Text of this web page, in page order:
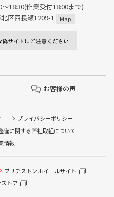
〜18:30(作業受付18:00まで)
区西長瀬1209-1
Map
お客様の声
プライバシーポリシー
備に関する弊社取組について
情報
ブリヂストンホイールサイト
トア
履き替え/オイル交換/その他